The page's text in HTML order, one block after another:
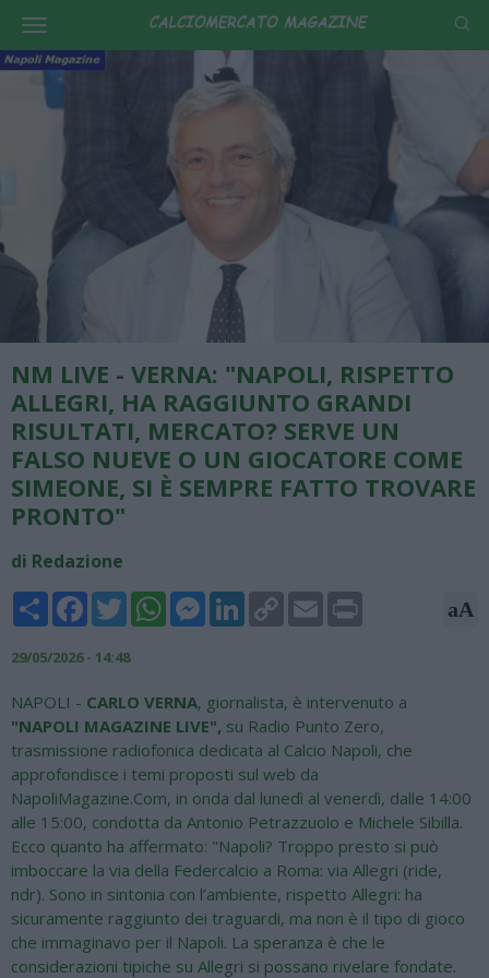
NM LIVE - VERNA: "NAPOLI, RISPETTO
ALLEGRI, HA RAGGIUNTO GRANDI
RISULTATI, MERCATO? SERVE UN
FALSO NUEVE O UN GIOCATORE COME
SIMEONE, SI È SEMPRE FATTO TROVARE
PRONTO"
di Redazione
Share FacebookTwitterWhatsAppMessengerLinkedInCopy
Link
Email aA
29/05/2026 - 14:48
NAPOLI - CARLO VERNA, giornalista, è intervenuto a
"NAPOLI MAGAZINE LIVE", su Radio Punto Zero,
trasmissione radiofonica dedicata al Calcio Napoli, che
approfondisce i temi proposti sul web da
NapoliMagazine.Com, in onda dal lunedì al venerdì, dalle 14:00
alle 15:00, condotta da Antonio Petrazzuolo e Michele Sibilla.
Ecco quanto ha affermato: "Napoli? Troppo presto si può
imboccare la via della Federcalcio a Roma: via Allegri (ride,
ndr). Sono in sintonia con l’ambiente, rispetto Allegri: ha
sicuramente raggiunto dei traguardi, ma non è il tipo di gioco
che immaginavo per il Napoli. La speranza è che le
considerazioni tipiche su Allegri si possano rivelare fondate.